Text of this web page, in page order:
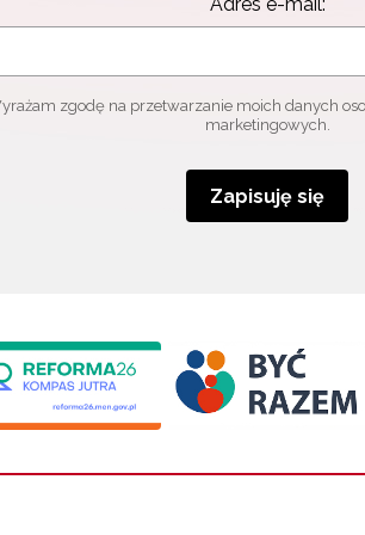
zgodę na przetwarzanie moich danych
marketingowych.
Zapisuję się